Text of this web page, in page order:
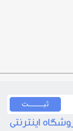
ثبـــــت